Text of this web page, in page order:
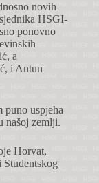
novih
HSGI-
ponovno
a
i Antun
puno uspjeha
našoj zemlji.
Horvat,